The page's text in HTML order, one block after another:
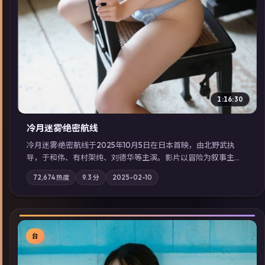
1:16:30
冷月迷雾·绝密航线
冷月迷雾·绝密航线于2025年10月5日在日本首映，由北野武执
导，于和伟、有村架纯、刘德华等主演。影片以冒险为叙事主
轴，记忆碎片重组后，主角发现自己从未活过“真实”的一天；摄
影与配乐强化地域气质；站内亦可通过「国产免费观看高清电视
剧在线看」延展检索同类型高分佳作，畅享高清在线追剧体验。
72,674热度 9.3 分 2025-02-10
台